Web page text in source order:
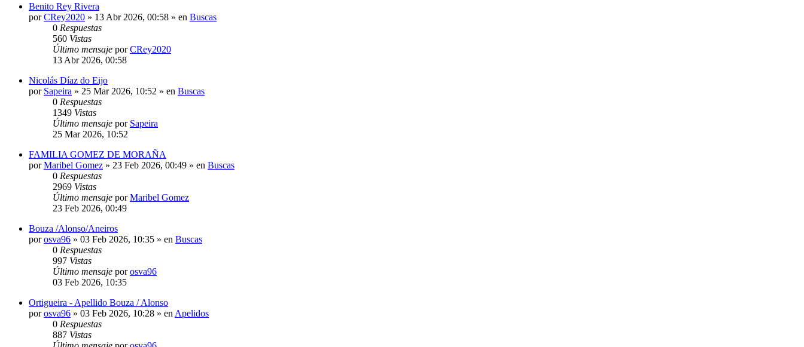
Benito Rey Rivera
porCRey2020 » 13 Abr 2026, 00:58 » en Buscas
0 Respuestas
560 Vistas
Último mensaje porCRey2020
13 Abr 2026, 00:58
Nicolás Díaz do Eijo
por Sapeira » 25 Mar 2026, 10:52 » en Buscas
0 Respuestas
1349 Vistas
Último mensaje por Sapeira
25 Mar 2026, 10:52
FAMILIA GOMEZ DE MORAÑA
porMaribel Gomez » 23 Feb 2026, 00:49 » en Buscas
0 Respuestas
2969 Vistas
Último mensaje porMaribel Gomez
23 Feb 2026, 00:49
Bouza /Alonso/Aneiros
porosva96 » 03 Feb 2026, 10:35 » en Buscas
0 Respuestas
997 Vistas
Último mensaje porosva96
03 Feb 2026, 10:35
Ortigueira - Apellido Bouza / Alonso
porosva96 » 03 Feb 2026, 10:28 » en Apelidos
0 Respuestas
887 Vistas